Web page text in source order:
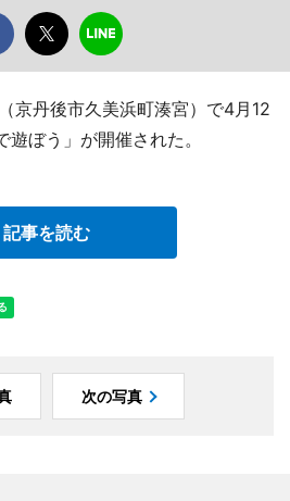
京丹後市久美浜町湊宮）で4月12
ぼう」が開催された。
記事を読む
次の写真